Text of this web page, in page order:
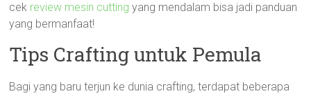
cek review mesin cutting yang mendalam bisa jadi panduan
yang bermanfaat!
Tips Crafting untuk Pemula
Bagi yang baru terjun ke dunia crafting, terdapat beberapa